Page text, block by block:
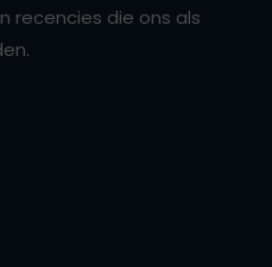
recencies die ons als